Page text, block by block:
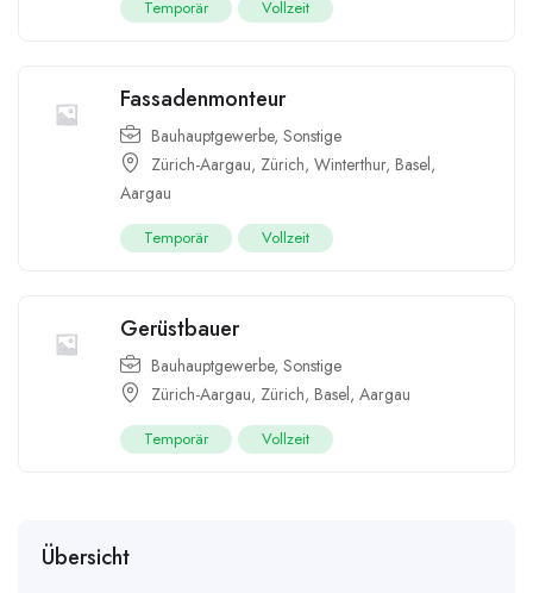
Temporär Vollzeit
Fassadenmonteur
Bauhauptgewerbe, Sonstige
Zürich-Aargau, Zürich, Winterthur, Basel,
Aargau
Temporär Vollzeit
Gerüstbauer
Bauhauptgewerbe, Sonstige
Zürich-Aargau, Zürich, Basel, Aargau
Temporär Vollzeit
Übersicht